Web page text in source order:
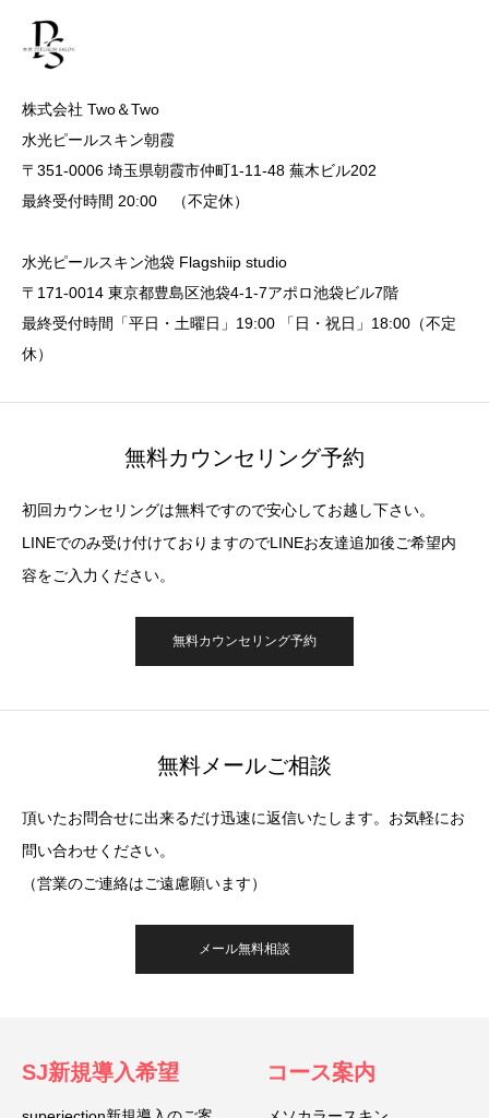
株式会社 Two＆Two
水光ピールスキン朝霞
〒351-0006 埼玉県朝霞市仲町1-11-48 蕪木ビル202
最終受付時間 20:00 （不定休）
水光ピールスキン池袋 Flagshiip studio
〒171-0014 東京都豊島区池袋4-1-7アポロ池袋ビル7階
最終受付時間「平日・土曜日」19:00 「日・祝日」18:00（不定
休）
無料カウンセリング予約
初回カウンセリングは無料ですので安心してお越し下さい。
LINEでのみ受け付けておりますのでLINEお友達追加後ご希望内
容をご入力ください。
無料カウンセリング予約
無料メールご相談
頂いたお問合せに出来るだけ迅速に返信いたします。お気軽にお
問い合わせください。
（営業のご連絡はご遠慮願います）
メール無料相談
SJ新規導入希望 コース案内